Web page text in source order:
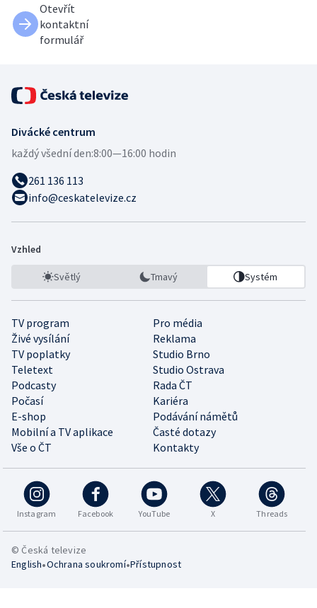
Otevřít
kontaktní
formulář
Divácké centrum
každý všední den:8:00—16:00 hodin
261 136 113
info@ceskatelevize.cz
Vzhled
Světlý Tmavý Systém
TV program
Pro média
Živé vysílání
Reklama
TV poplatky
Studio Brno
Teletext
Studio Ostrava
Podcasty
Rada ČT
Počasí
Kariéra
E-shop
Podávání námětů
Mobilní a TV aplikace
Časté dotazy
Vše o ČT
Kontakty
Instagram Facebook YouTube X Threads
© Česká televize
English•Ochrana soukromí•Přístupnost